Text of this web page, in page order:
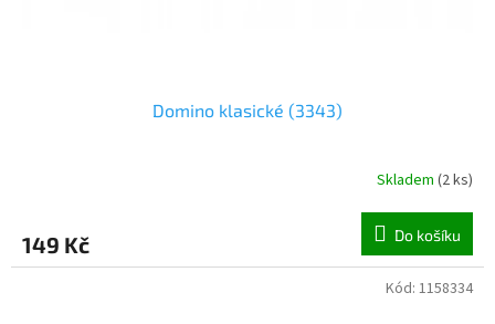
Domino klasické (3343)
Skladem (2 ks)
149 Kč Do košíku
Kód: 1158334